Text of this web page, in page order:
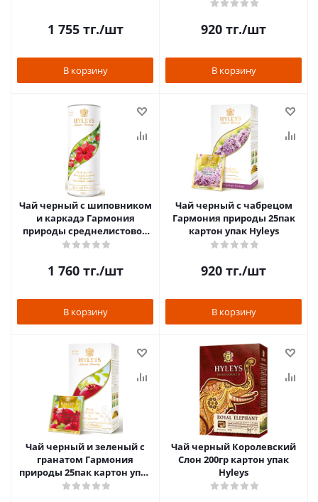
1 755тг./шт
В корзину
920 тг./шт
В корзину
Чай черный с шиповником
и каркадэ Гармония
природы среднелистовой
100гр картон упак Hyleys
1 760тг./шт
В корзину
Чай черный с чабрецом
Гармония природы 25пак
картон упак Hyleys
920 тг./шт
В корзину
Чай черный и зеленый с
гранатом Гармония
природы 25пак картон упак
Hyleys
Чай черный Королевский
Слон 200гр картон упак
Hyleys